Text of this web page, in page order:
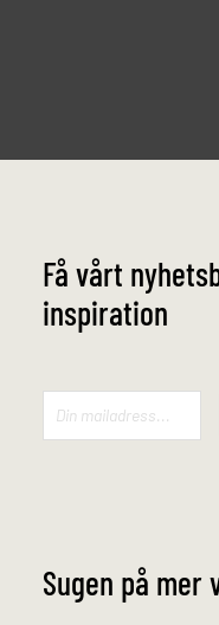
Få vårt
inspiration
Sugen på